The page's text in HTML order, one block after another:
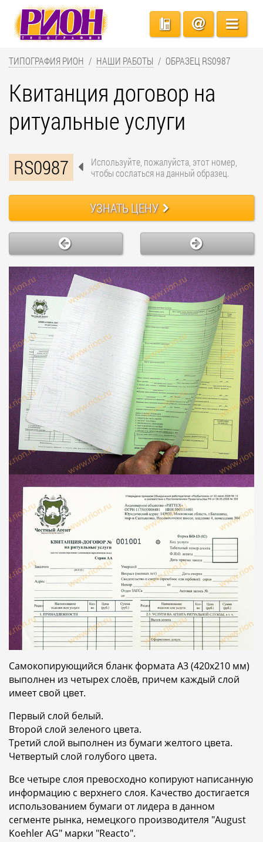
ТИПОГРАФИЯ РИОН НАШИ РАБОТЫ ОБРАЗЕЦ RS0987
Квитанция договор на
ритуальные услуги
RS0987
Используйте, пожалуйста, этот номер,
чтобы сослаться на данный образец.
УЗНАТЬ ЦЕНУ
Самокопирующийся бланк формата А3 (420х210 мм)
выполнен из четырех слоёв, причем каждый слой
имеет свой цвет.
Первый слой белый.
Второй слой зеленого цвета.
Третий слой выполнен из бумаги желтого цвета.
Четвертый слой голубого цвета.
Все четыре слоя превосходно копируют написанную
информацию с верхнего слоя. Качество достигается
использованием бумаги от лидера в данном
сегменте рынка, немецкого производителя "August
Koehler AG" марки "Reacto".